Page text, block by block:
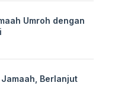
Umroh dengan
Berlanjut